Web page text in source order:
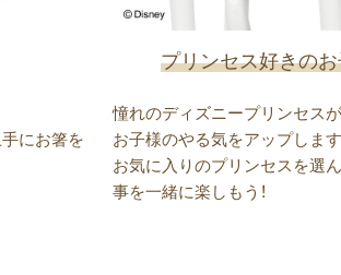
にお箸を
プリンセス好きのお
憧れのディズニープリンセスが
お子様のやる気をアップします
お気に入りのプリンセスを選
事を一緒に楽しもう！